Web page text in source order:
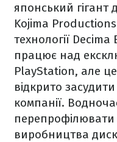
японський гігант
Kojima
технології
працює над
PlayStation, але
відкрито
компанії.
перепрофілювати
виробництва